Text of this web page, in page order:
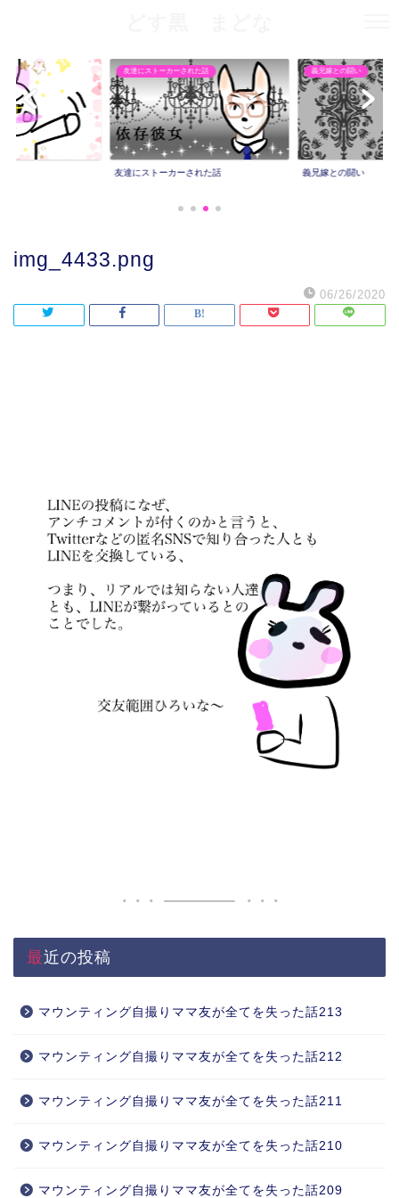
友達にストーカーされた話
友達にストーカーされた話
義兄嫁との闘い
義兄嫁との闘い
img_4433.png
06/26/2020
最近の投稿
マウンティング自撮りママ友が全てを失った話213
マウンティング自撮りママ友が全てを失った話212
マウンティング自撮りママ友が全てを失った話211
マウンティング自撮りママ友が全てを失った話210
マウンティング自撮りママ友が全てを失った話209